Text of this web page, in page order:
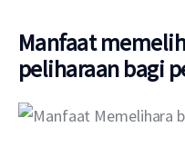
Manfaat
peliharaan bagi